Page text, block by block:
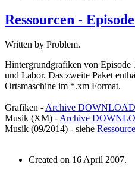
Ressourcen -
Written by Problem.
Hintergrundgrafiken von Episode
und Labor. Das zweite Paket
Ortsmaschine im *.xm Format.
Grafiken -Archive DOWNLOAD
Musik (XM) -Archive
Musik (09/2014) - siehe
Created on 16 April 2007.